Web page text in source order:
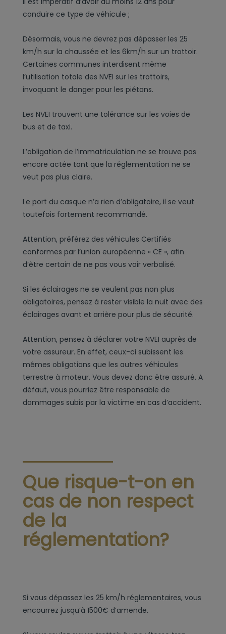
conduire ce type de véhicule ;
Désormais, vous ne devrez pas dépasser les 25
km/h sur la chaussée et les 6km/h sur un trottoir.
Certaines communes interdisent même
l’utilisation totale des NVEI sur les trottoirs,
invoquant le danger pour les piétons.
Les NVEI trouvent une tolérance sur les voies de
bus et de taxi.
L’obligation de l’immatriculation ne se trouve pas
encore actée tant que la réglementation ne se
veut pas plus claire.
Le port du casque n’a rien d’obligatoire, il se veut
toutefois fortement recommandé.
Attention, préférez des véhicules Certifiés
conformes par l’union européenne « CE », afin
d’être certain de ne pas vous voir verbalisé.
Si les éclairages ne se veulent pas non plus
obligatoires, pensez à rester visible la nuit avec des
éclairages avant et arrière pour plus de sécurité.
Attention, pensez à déclarer votre NVEI auprès de
votre assureur. En effet, ceux-ci subissent les
mêmes obligations que les autres véhicules
terrestre à moteur. Vous devez donc être assuré. A
défaut, vous pourriez être responsable de
dommages subis par la victime en cas d’accident.
Que risque-t-on en
cas de non respect
de la
réglementation?
Si vous dépassez les 25 km/h réglementaires, vous
encourrez jusqu’à 1500€ d’amende.